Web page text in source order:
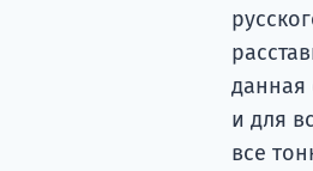
данная
и для
все